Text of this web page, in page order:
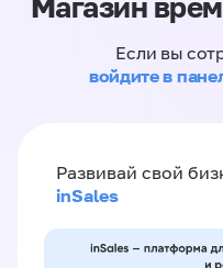
Магазин
Если вы
войдите в
Развивай свой
inSales